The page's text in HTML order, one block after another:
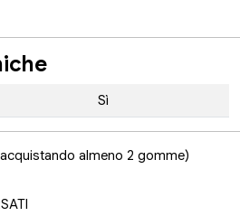
Sì
almeno 2 gomme)